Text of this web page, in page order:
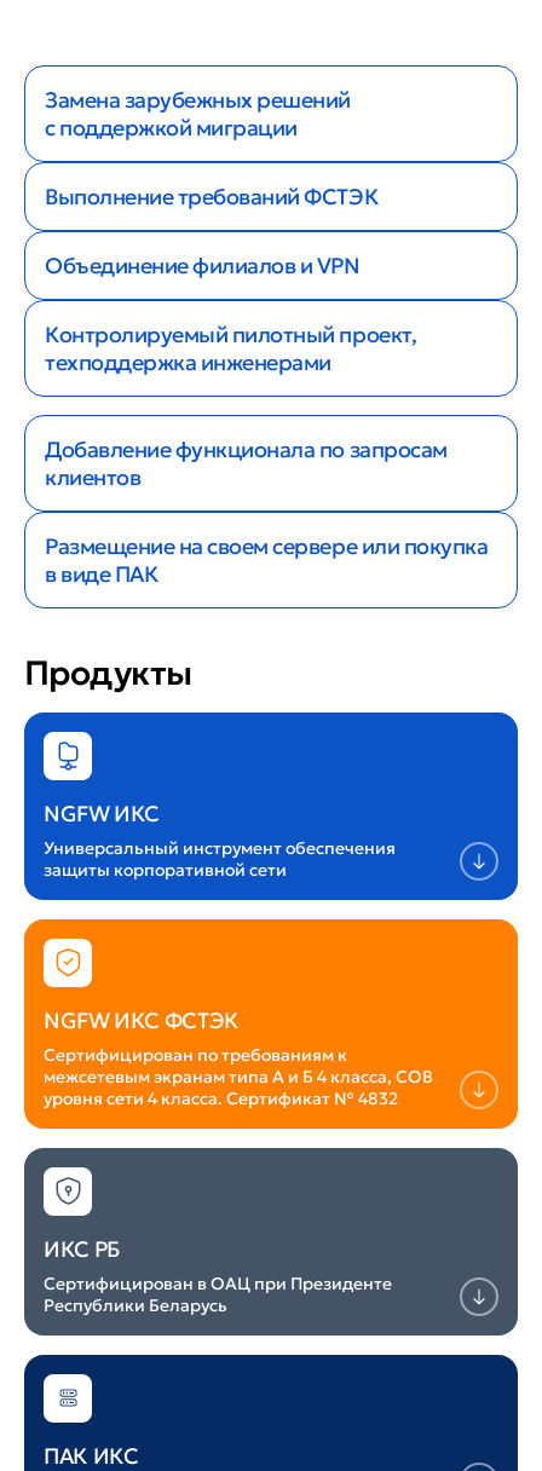
Замена зарубежных решений
с поддержкой миграции
Выполнение требований ФСТЭК
Объединение филиалов и VPN
Контролируемый пилотный проект,
техподдержка инженерами
Добавление функционала по запросам
клиентов
Размещение на своем сервере или покупка
в виде ПАК
Продукты
NGFW ИКС
Универсальный инструмент обеспечения
защиты корпоративной сети
NGFW ИКС ФСТЭК
Сертифицирован по требованиям к
межсетевым экранам типа А и Б 4 класса, СОВ
уровня сети 4 класса. Сертификат № 4832
ИКС РБ
Сертифицирован в ОАЦ при Президенте
Республики Беларусь
ПАК ИКС